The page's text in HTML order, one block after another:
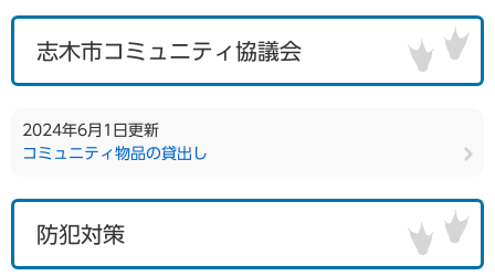
志木市コミュニティ協議会
2024年6月1日更新
コミュニティ物品の貸出し
防犯対策